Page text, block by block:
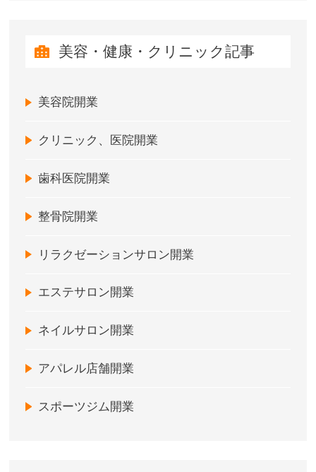
美容・健康・クリニック記事
美容院開業
クリニック、医院開業
歯科医院開業
整骨院開業
リラクゼーションサロン開業
エステサロン開業
ネイルサロン開業
アパレル店舗開業
スポーツジム開業